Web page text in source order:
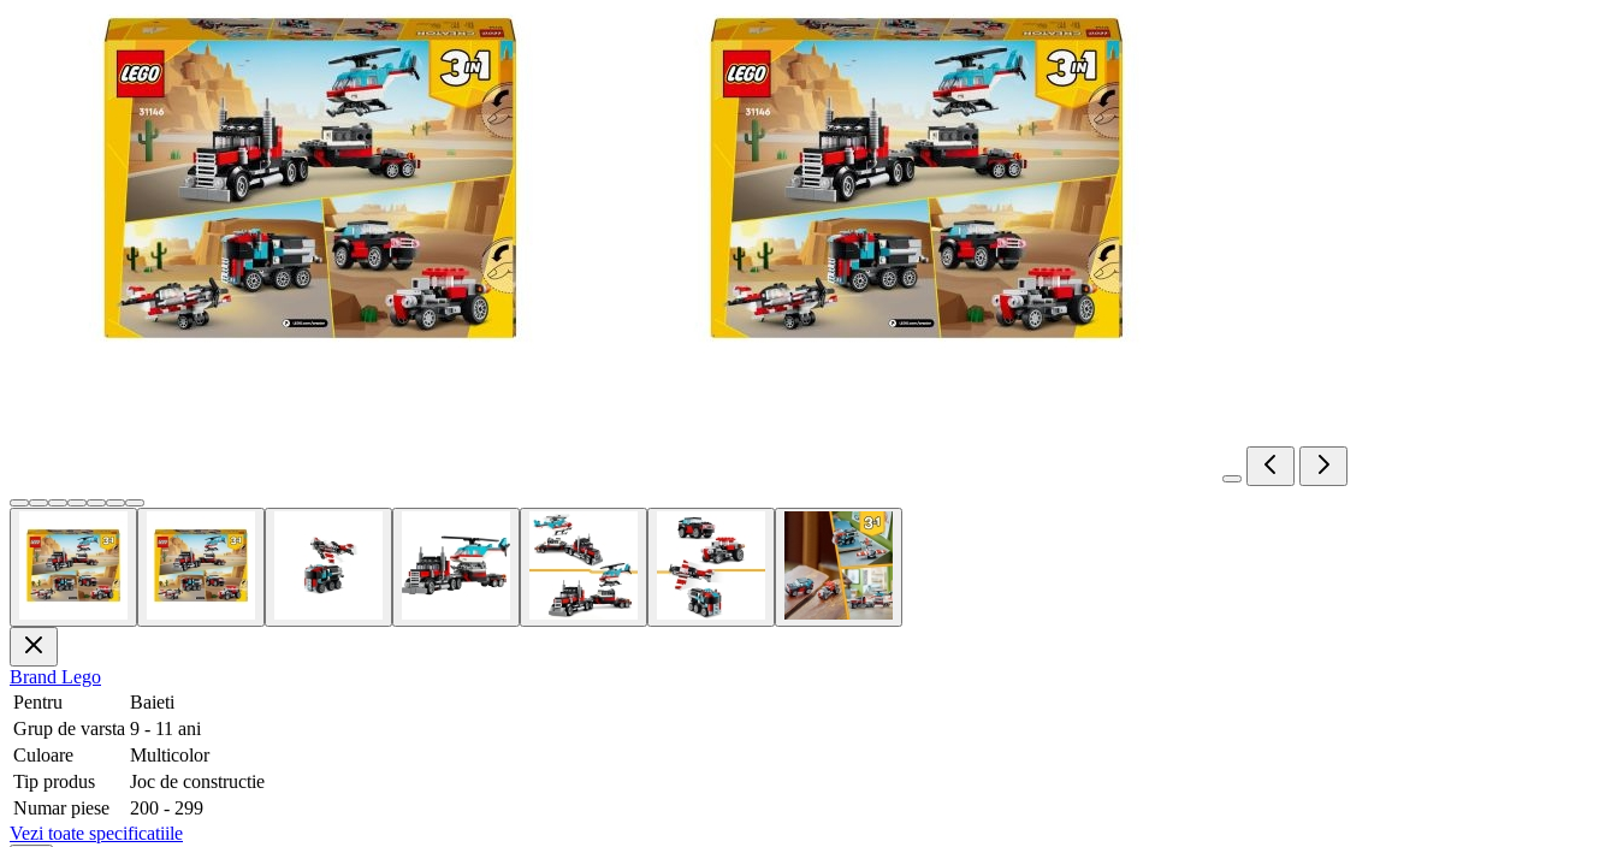
Brand Lego
Pentru
Baieti
Grup de varsta 9 - 11 ani
Culoare
Multicolor
Tip produs
Joc de constructie
Numar piese
200 - 299
Vezi toate specificatiile